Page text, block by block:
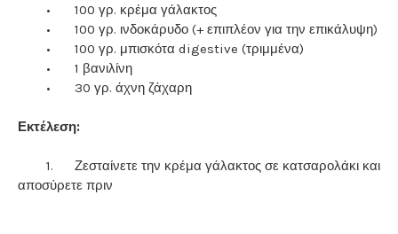
•
100 γρ. κρέμα γάλακτος
•
100 γρ. ινδοκάρυδο (+ επιπλέον για την επικάλυψη)
•
100 γρ. μπισκότα digestive (τριμμένα)
•
1 βανιλίνη
•
30 γρ. άχνη ζάχαρη
Εκτέλεση:
1.
Ζεσταίνετε την κρέμα γάλακτος σε κατσαρολάκι και
αποσύρετε πριν